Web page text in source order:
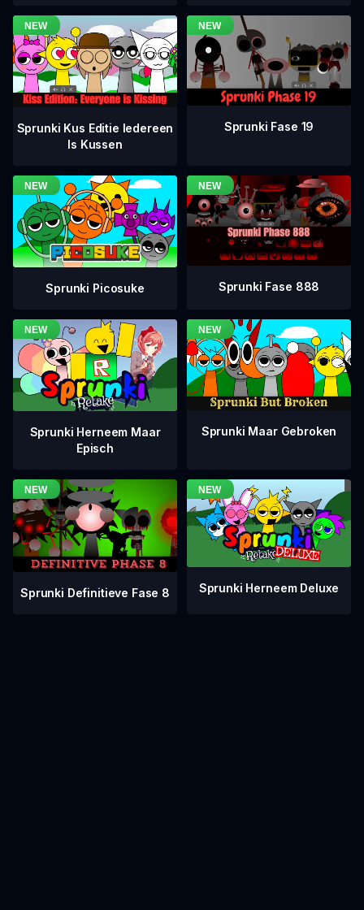
Sprunki Kus Editie Iedereen
Is Kussen
Sprunki Fase 19
Sprunki Picosuke Sprunki Fase 888
Sprunki Herneem Maar
Episch
Sprunki Maar Gebroken
Sprunki Definitieve Fase 8 Sprunki Herneem Deluxe